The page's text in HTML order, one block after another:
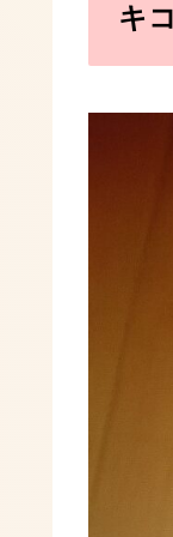
キ